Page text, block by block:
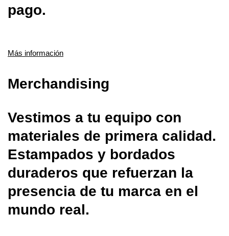
pago.
Más información
Merchandising
Vestimos a tu equipo con
materiales de primera calidad.
Estampados y bordados
duraderos que refuerzan la
presencia de tu marca en el
mundo real.